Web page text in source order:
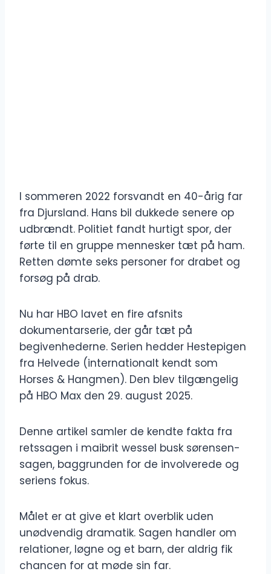
I sommeren 2022 forsvandt en 40-årig far
fra Djursland. Hans bil dukkede senere op
udbrændt. Politiet fandt hurtigt spor, der
førte til en gruppe mennesker tæt på ham.
Retten dømte seks personer for drabet og
forsøg på drab.
Nu har HBO lavet en fire afsnits
dokumentarserie, der går tæt på
begivenhederne. Serien hedder Hestepigen
fra Helvede (internationalt kendt som
Horses & Hangmen). Den blev tilgængelig
på HBO Max den 29. august 2025.
Denne artikel samler de kendte fakta fra
retssagen i maibrit wessel busk sørensen-
sagen, baggrunden for de involverede og
seriens fokus.
Målet er at give et klart overblik uden
unødvendig dramatik. Sagen handler om
relationer, løgne og et barn, der aldrig fik
chancen for at møde sin far.